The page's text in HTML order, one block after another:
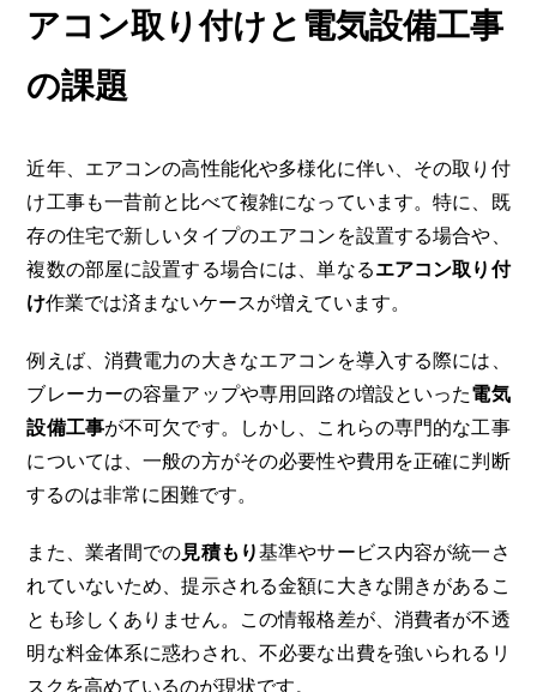
アコン取り付けと電気設備工事
の課題
近年、エアコンの高性能化や多様化に伴い、その取り付
け工事も一昔前と比べて複雑になっています。特に、既
存の住宅で新しいタイプのエアコンを設置する場合や、
複数の部屋に設置する場合には、単なるエアコン取り付
け作業では済まないケースが増えています。
例えば、消費電力の大きなエアコンを導入する際には、
ブレーカーの容量アップや専用回路の増設といった電気
設備工事が不可欠です。しかし、これらの専門的な工事
については、一般の方がその必要性や費用を正確に判断
するのは非常に困難です。
また、業者間での見積もり基準やサービス内容が統一さ
れていないため、提示される金額に大きな開きがあるこ
とも珍しくありません。この情報格差が、消費者が不透
明な料金体系に惑わされ、不必要な出費を強いられるリ
スクを高めているのが現状です。